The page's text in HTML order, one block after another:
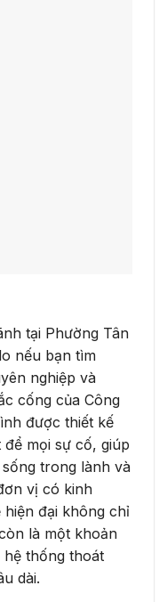
tại Phường Tân
nếu bạn tìm
nghiệp và
cống của Công
được thiết kế
mọi sự cố, giúp
trong lành và
vị có kinh
hiện đại không chỉ
là một khoản
thống thoát
dài.